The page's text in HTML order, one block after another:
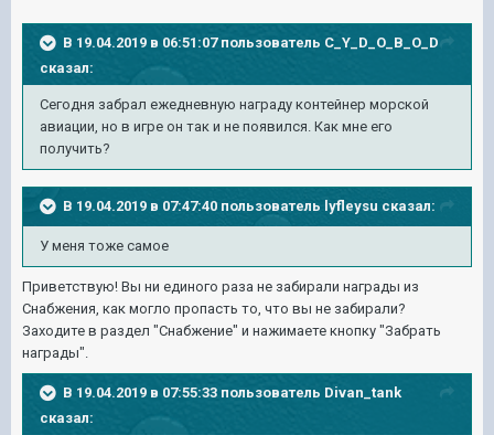
В 19.04.2019 в 06:51:07 пользователь C_Y_D_O_B_O_D
сказал:
Сегодня забрал ежедневную награду контейнер морской
авиации, но в игре он так и не появился. Как мне его
получить?
В 19.04.2019 в 07:47:40 пользователь lyfleysu сказал:
У меня тоже самое
Приветствую! Вы ни единого раза не забирали награды из
Снабжения, как могло пропасть то, что вы не забирали?
Заходите в раздел "Снабжение" и нажимаете кнопку "Забрать
награды".
В 19.04.2019 в 07:55:33 пользователь Divan_tank
сказал: